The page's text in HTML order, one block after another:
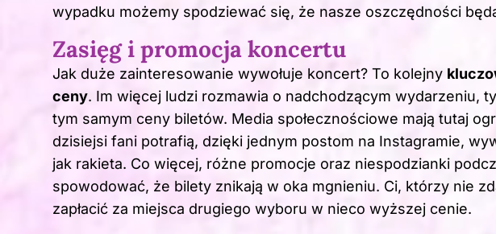
wypadku możemy spodziewać się, że nasze oszczędności
Zasięg i promocja koncertu
Jak duże zainteresowanie wywołuje koncert? To kolejny
ceny. Im więcej ludzi rozmawia o nadchodzącym wydarzeniu,
tym samym ceny biletów. Media społecznościowe mają tutaj
dzisiejsi fani potrafią, dzięki jednym postom na Instagramie,
jak rakieta. Co więcej, różne promocje oraz niespodzianki
spowodować, że bilety znikają w oka mgnieniu. Ci, którzy nie
zapłacić za miejsca drugiego wyboru w nieco wyższej cenie.